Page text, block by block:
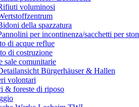
voluminosi
della spazzatura
per incontinenza/sacchetti per
di acque reflue
di costruzione
sale comunitarie
Bürgerhäuser & Hallen
volontari
& foreste di riposo